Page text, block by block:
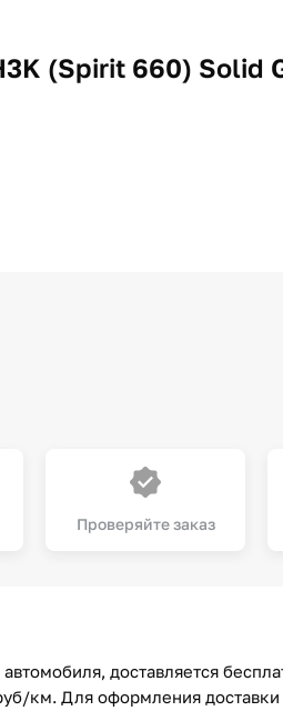
(Spirit 660) Solid
Проверяйте заказ
доставляется
км. Для оформления доставки